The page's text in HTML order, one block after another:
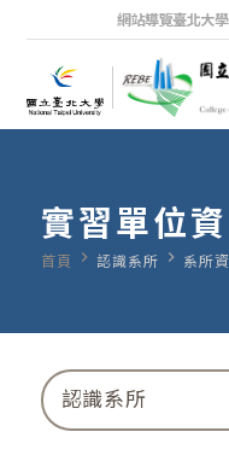
網站導覽臺北大學
實習單位
首頁 navigate_next 認識系所 navigate_next 系所
認識系所